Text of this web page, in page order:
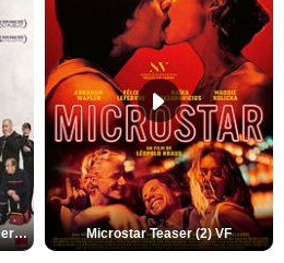
De la Comédie-Française Teaser (3) VF Microstar Teaser (2) VF